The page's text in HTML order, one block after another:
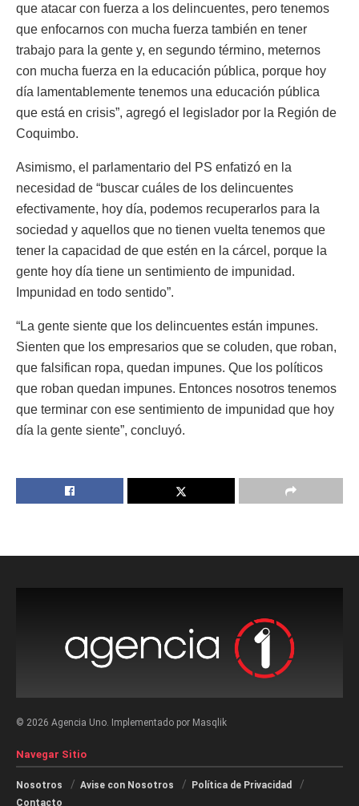
que atacar con fuerza a los delincuentes, pero tenemos
que enfocarnos con mucha fuerza también en tener
trabajo para la gente y, en segundo término, meternos
con mucha fuerza en la educación pública, porque hoy
día lamentablemente tenemos una educación pública
que está en crisis”, agregó el legislador por la Región de
Coquimbo.
Asimismo, el parlamentario del PS enfatizó en la
necesidad de “buscar cuáles de los delincuentes
efectivamente, hoy día, podemos recuperarlos para la
sociedad y aquellos que no tienen vuelta tenemos que
tener la capacidad de que estén en la cárcel, porque la
gente hoy día tiene un sentimiento de impunidad.
Impunidad en todo sentido”.
“La gente siente que los delincuentes están impunes.
Sienten que los empresarios que se coluden, que roban,
que falsifican ropa, quedan impunes. Que los políticos
que roban quedan impunes. Entonces nosotros tenemos
que terminar con ese sentimiento de impunidad que hoy
día la gente siente”, concluyó.
© 2026 Agencia Uno. Implementado por Masqlik
Navegar Sitio
Nosotros Avise con Nosotros
Política de Privacidad
Contacto